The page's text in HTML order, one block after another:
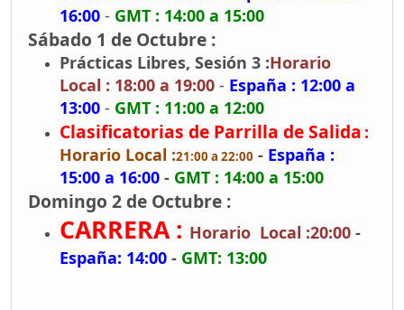
16:00 - GMT : 14:00 a 15:00
Sábado 1 de Octubre :
Prácticas Libres, Sesión 3 :Horario
Local : 18:00 a 19:00 - España : 12:00 a
13:00 - GMT : 11:00 a 12:00
Clasificatorias de Parrilla de Salida :
Horario Local :21:00 a 22:00 - España :
15:00 a 16:00 - GMT : 14:00 a 15:00
Domingo 2 de Octubre :
CARRERA : Horario Local :20:00 -
España: 14:00 - GMT: 13:00